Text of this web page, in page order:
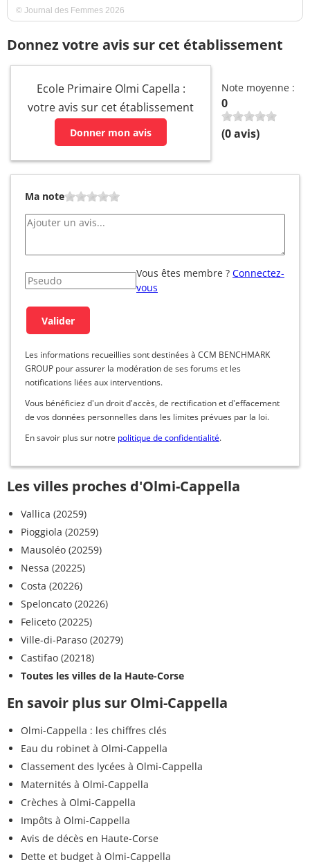
© Journal des Femmes 2026
Donnez votre avis sur cet établissement
Ecole Primaire Olmi Capella :
votre avis sur cet établissement
Donner mon avis
Note moyenne :
0
(0avis)
Ma note
Vous êtes membre ? Connectez-
vous
Les informations recueillies sont destinées à CCM BENCHMARK
GROUP pour assurer la modération de ses forums et les
notifications liées aux interventions.
Vous bénéficiez d'un droit d'accès, de rectification et d'effacement
de vos données personnelles dans les limites prévues par la loi.
En savoir plus sur notre politique de confidentialité.
Les villes proches d'Olmi-Cappella
Vallica (20259)
Pioggiola (20259)
Mausoléo (20259)
Nessa (20225)
Costa (20226)
Speloncato (20226)
Feliceto (20225)
Ville-di-Paraso (20279)
Castifao (20218)
Toutes les villes de la Haute-Corse
En savoir plus sur Olmi-Cappella
Olmi-Cappella : les chiffres clés
Eau du robinet à Olmi-Cappella
Classement des lycées à Olmi-Cappella
Maternités à Olmi-Cappella
Crèches à Olmi-Cappella
Impôts à Olmi-Cappella
Avis de décès en Haute-Corse
Dette et budget à Olmi-Cappella